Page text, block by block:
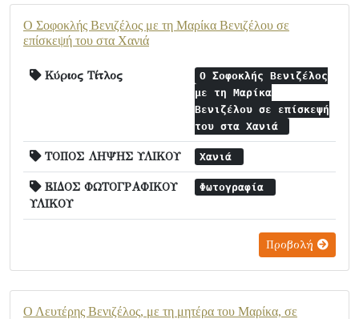
Ο Σοφοκλής Βενιζέλος με τη Μαρίκα Βενιζέλου σε
επίσκεψή του στα Χανιά
Κύριος Τίτλος
Ο Σοφοκλής Βενιζέλος
με τη Μαρίκα
Βενιζέλου σε επίσκεψή
του στα Χανιά
ΤΟΠΟΣ ΛΗΨΗΣ ΥΛΙΚΟΥ Χανιά
ΕΙΔΟΣ ΦΩΤΟΓΡΑΦΙΚΟΥ
ΥΛΙΚΟΥ
Φωτογραφία
Προβολή
Ο Λευτέρης Βενιζέλος, με τη μητέρα του Μαρίκα, σε